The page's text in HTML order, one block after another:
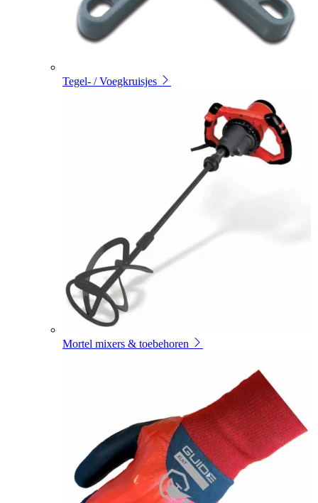
Tegel- / Voegkruisjes
Mortel mixers & toebehoren